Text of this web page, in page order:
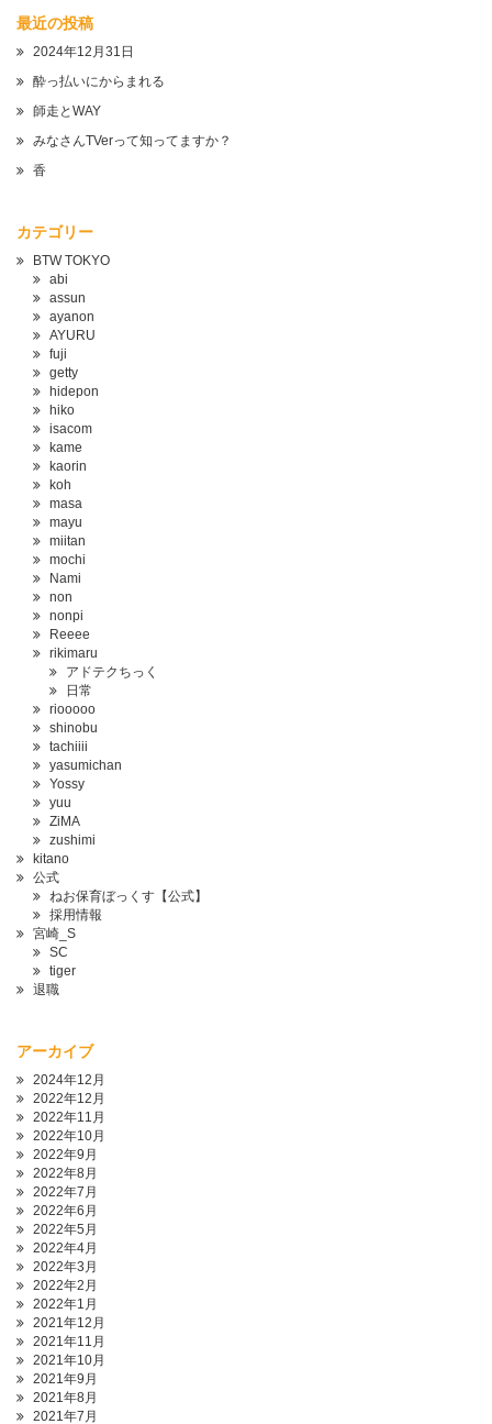
最近の投稿
2024年12月31日
酔っ払いにからまれる
師走とWAY
みなさんTVerって知ってますか？
香
カテゴリー
BTW TOKYO
abi
assun
ayanon
AYURU
fuji
getty
hidepon
hiko
isacom
kame
kaorin
koh
masa
mayu
miitan
mochi
Nami
non
nonpi
Reeee
rikimaru
アドテクちっく
日常
riooooo
shinobu
tachiiii
yasumichan
Yossy
yuu
ZiMA
zushimi
kitano
公式
ねお保育ぼっくす【公式】
採用情報
宮崎_S
SC
tiger
退職
アーカイブ
2024年12月
2022年12月
2022年11月
2022年10月
2022年9月
2022年8月
2022年7月
2022年6月
2022年5月
2022年4月
2022年3月
2022年2月
2022年1月
2021年12月
2021年11月
2021年10月
2021年9月
2021年8月
2021年7月